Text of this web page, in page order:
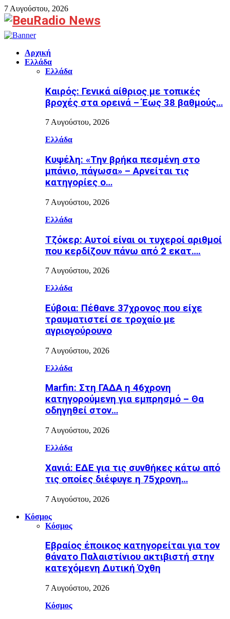
7 Αυγούστου, 2026
Facebook
Αρχική
Ελλάδα
Ελλάδα
Καιρός: Γενικά αίθριος με τοπικές
βροχές στα ορεινά – Έως 38 βαθμούς…
7 Αυγούστου, 2026
Ελλάδα
Κυψέλη: «Την βρήκα πεσμένη στο
μπάνιο, πάγωσα» – Αρνείται τις
κατηγορίες ο…
7 Αυγούστου, 2026
Ελλάδα
Τζόκερ: Αυτοί είναι οι τυχεροί αριθμοί
που κερδίζουν πάνω από 2 εκατ….
7 Αυγούστου, 2026
Ελλάδα
Εύβοια: Πέθανε 37χρονος που είχε
τραυματιστεί σε τροχαίο με
αγριογούρουνο
7 Αυγούστου, 2026
Ελλάδα
Marfin: Στη ΓΑΔΑ η 46χρονη
κατηγορούμενη για εμπρησμό – Θα
οδηγηθεί στον…
7 Αυγούστου, 2026
Ελλάδα
Χανιά: ΕΔΕ για τις συνθήκες κάτω από
τις οποίες διέφυγε η 75χρονη…
7 Αυγούστου, 2026
Κόσμος
Κόσμος
Εβραίος έποικος κατηγορείται για τον
θάνατο Παλαιστίνιου ακτιβιστή στην
κατεχόμενη Δυτική Όχθη
7 Αυγούστου, 2026
Κόσμος